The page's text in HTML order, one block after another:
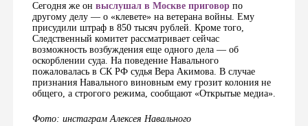
Сегодня же он выслушал в Москве приговорпо
другому делу — о «клевете» на ветерана войны. Ему
присудили штраф в 850 тысяч рублей. Кроме того,
Следственный комитет рассматривает сейчас
возможность возбуждения еще одного дела — об
оскорблении суда. На поведение Навального
пожаловалась в СК РФ судья Вера Акимова. В случае
признания Навального виновным ему грозит колония не
общего, а строгого режима, сообщают «Открытые медиа».
Фото: инстаграм Алексея Навального